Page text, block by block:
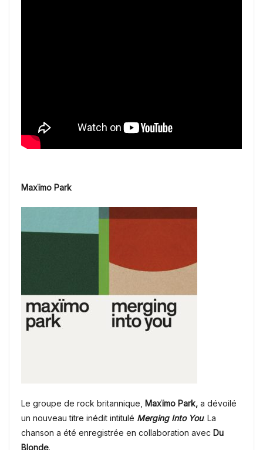
Maxïmo Park
Le groupe de rock britannique, Maxïmo Park, a dévoilé
un nouveau titre inédit intitulé Merging Into You. La
chanson a été enregistrée en collaboration avec Du
Blonde.